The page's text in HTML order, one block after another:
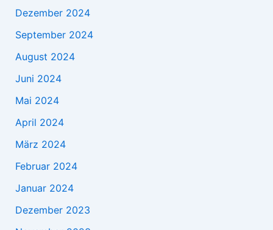
Dezember 2024
September 2024
August 2024
Juni 2024
Mai 2024
April 2024
März 2024
Februar 2024
Januar 2024
Dezember 2023